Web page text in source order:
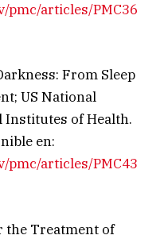
pmc/articles/PMC36
From Sleep
US National
of Health.
en:
pmc/articles/PMC43
the Treatment of